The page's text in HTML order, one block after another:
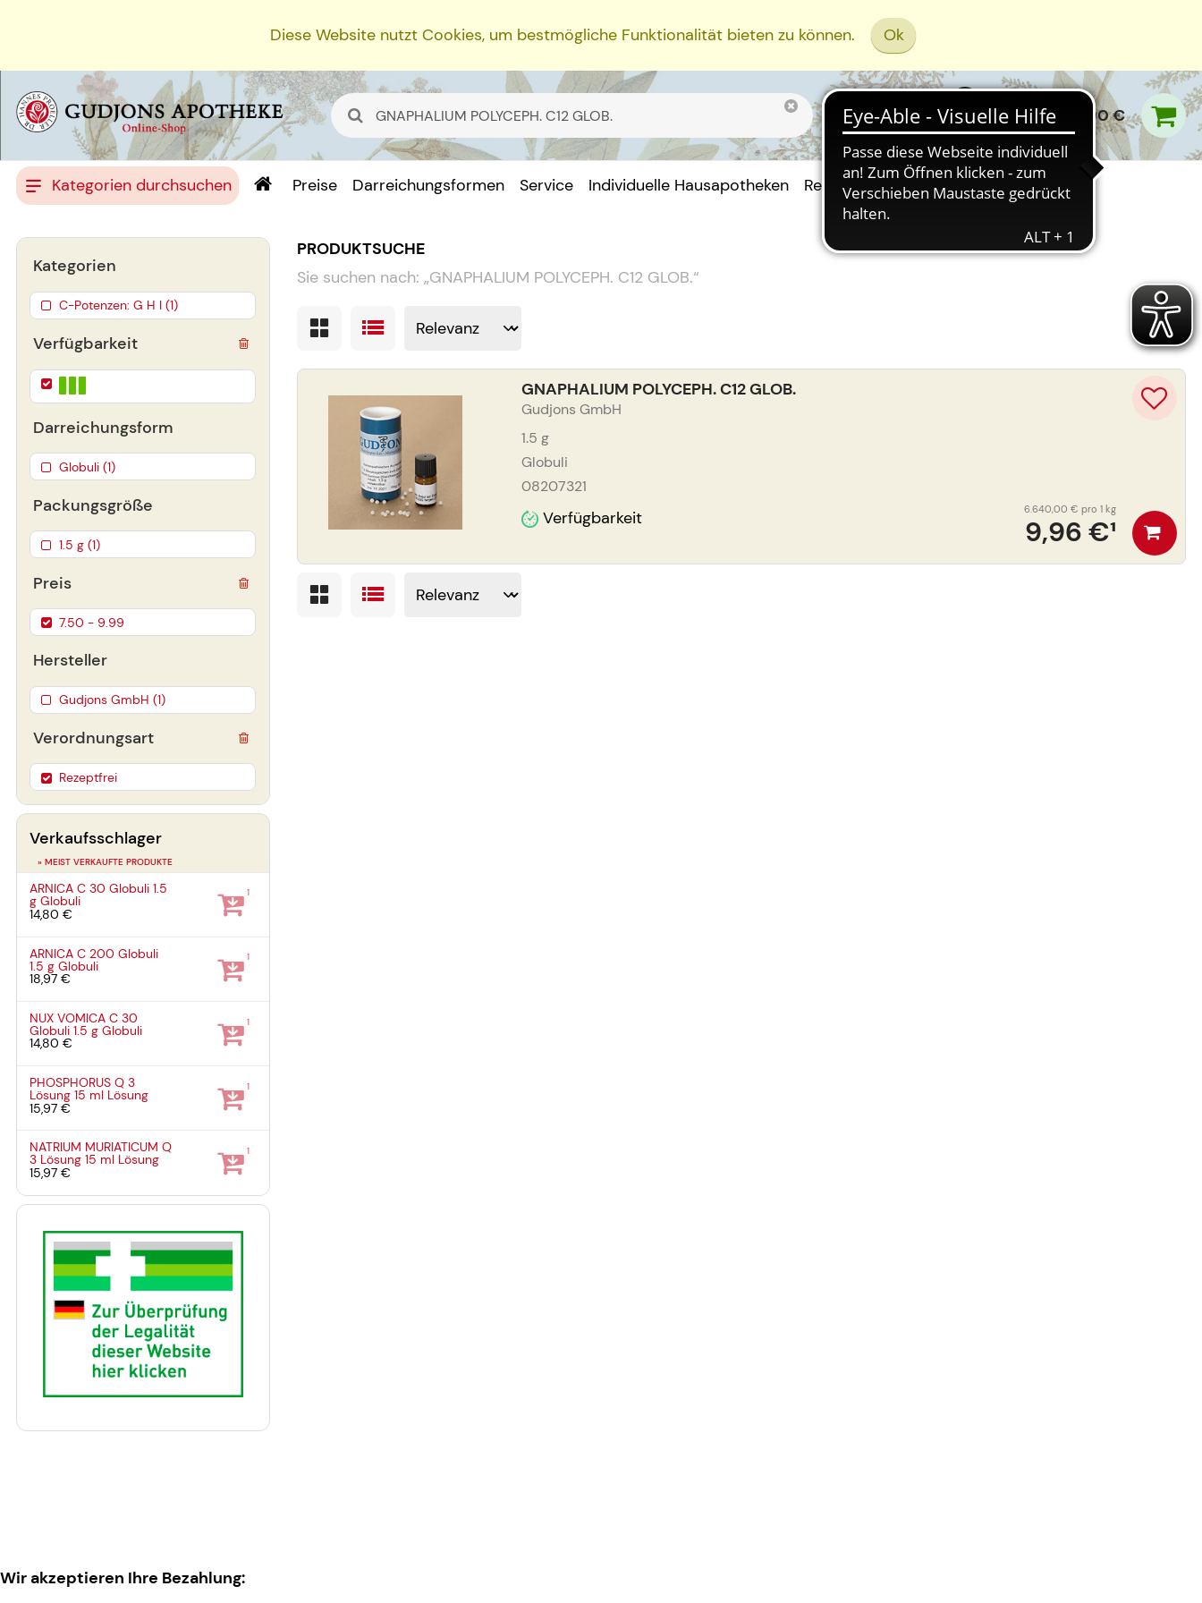
Diese Website nutzt Cookies, um bestmögliche Funktionalität bieten zu können. Ok
0,00 €
Kategorien durchsuchen Preise Darreichungsformen Service Individuelle Hausapotheken Rezept Einreichen
PRODUKTSUCHE
Sie suchen nach: „GNAPHALIUM POLYCEPH. C12 GLOB.“
GNAPHALIUM POLYCEPH. C12 GLOB.
Gudjons GmbH
1.5 g
Globuli
08207321
Verfügbarkeit 9,96 €¹
6.640,00 € pro 1 kg
Verfügbarkeit
Darreichungsform
Globuli (1)
Packungsgröße
1.5 g (1)
Preis
7.50 - 9.99
Hersteller
Gudjons GmbH (1)
Kategorien
C-Potenzen: G H I (1)
Verordnungsart
Rezeptfrei
Verkaufsschlager
» MEIST VERKAUFTE PRODUKTE
ARNICA C 30 Globuli1.5
gGlobuli
14,80 €
1
ARNICA C 200 Globuli
1.5 gGlobuli
18,97 €
1
NUX VOMICA C 30
Globuli1.5 gGlobuli
14,80 €
1
PHOSPHORUS Q 3
Lösung15 ml Lösung
15,97 €
1
NATRIUM MURIATICUM Q
3 Lösung15 ml Lösung
15,97 €
1
Wir akzeptieren Ihre Bezahlung: